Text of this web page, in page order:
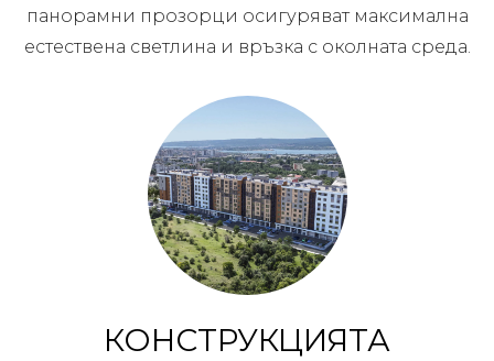
панорамни прозорци осигуряват максимална
естествена светлина и връзка с околната среда.
КОНСТРУКЦИЯТА